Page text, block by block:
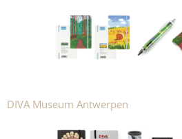
DIVA Museum Antwerpen